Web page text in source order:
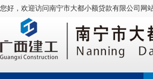
您好，欢迎访问南宁市大都小额贷款有限公司网站